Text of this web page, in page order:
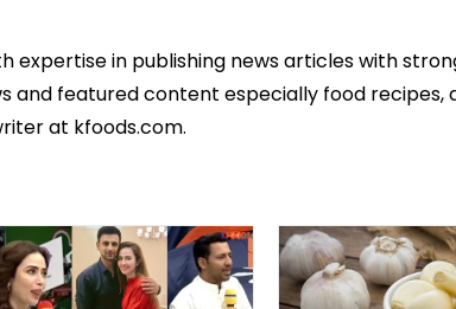
expertise in publishing news articles with
featured content especially food recipes,
at kfoods.com.